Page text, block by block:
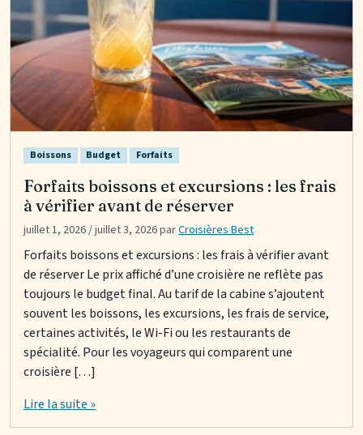
Boissons Budget Forfaits
Forfaits boissons et excursions : les frais
à vérifier avant de réserver
juillet 1, 2026/juillet 3, 2026parCroisières Best
Forfaits boissons et excursions : les frais à vérifier avant
de réserver Le prix affiché d’une croisière ne reflète pas
toujours le budget final. Au tarif de la cabine s’ajoutent
souvent les boissons, les excursions, les frais de service,
certaines activités, le Wi-Fi ou les restaurants de
spécialité. Pour les voyageurs qui comparent une
croisière […]
Lire la suite »